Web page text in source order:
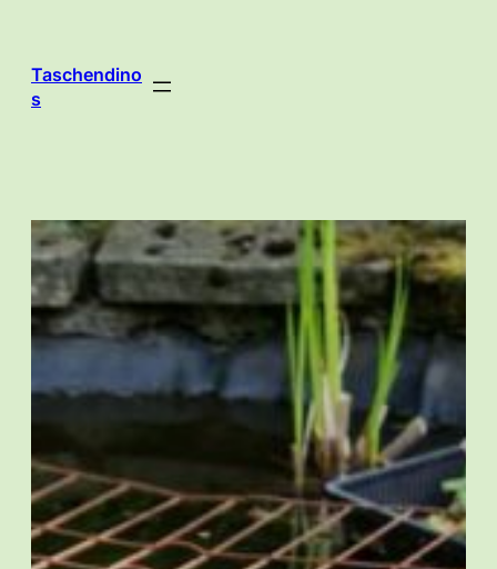
springen
Taschendino
s